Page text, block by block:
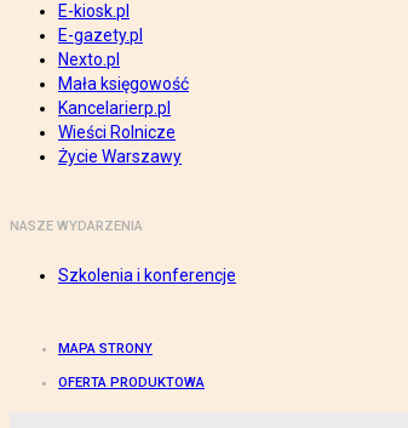
E-kiosk.pl
E-gazety.pl
Nexto.pl
Mała księgowość
Kancelarierp.pl
Wieści Rolnicze
Życie Warszawy
NASZE WYDARZENIA
Szkolenia i konferencje
MAPA STRONY
OFERTA PRODUKTOWA